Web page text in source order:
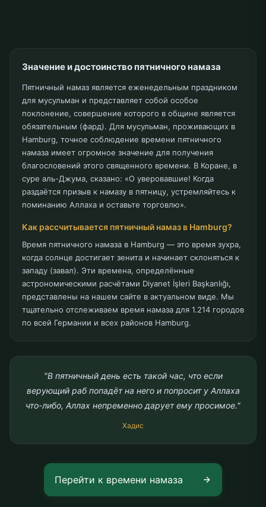
Значение и достоинство пятничного намаза
Пятничный намаз является еженедельным праздником
для мусульман и представляет собой особое
поклонение, совершение которого в общине является
обязательным (фард). Для мусульман, проживающих в
Hamburg, точное соблюдение времени пятничного
намаза имеет огромное значение для получения
благословений этого священного времени. В Коране, в
суре аль-Джума, сказано: «О уверовавшие! Когда
раздаётся призыв к намазу в пятницу, устремляйтесь к
поминанию Аллаха и оставьте торговлю».
Как рассчитывается пятничный намаз в Hamburg?
Время пятничного намаза в Hamburg — это время зухра,
когда солнце достигает зенита и начинает склоняться к
западу (завал). Эти времена, определённые
астрономическими расчётами Diyanet İşleri Başkanlığı,
представлены на нашем сайте в актуальном виде. Мы
тщательно отслеживаем время намаза для 1.214 городов
по всей Германии и всех районов Hamburg.
"В пятничный день есть такой час, что если
верующий раб попадёт на него и попросит у Аллаха
что-либо, Аллах непременно дарует ему просимое."
Хадис
Перейти к времени намаза